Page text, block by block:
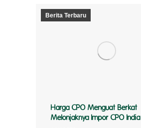
Berita Terbaru
Harga CPO Menguat Berkat
Melonjaknya Impor CPO India